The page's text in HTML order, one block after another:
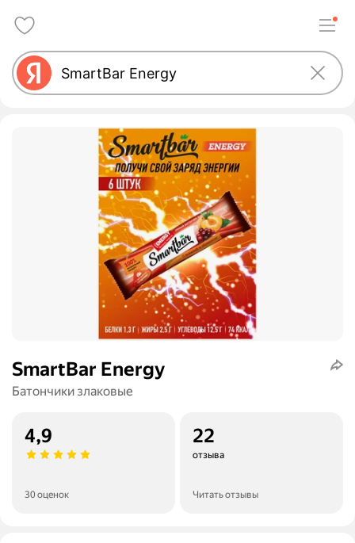
SmartBar Energy
Батончики злаковые
4,9
30 оценок
22
отзыва
Читать отзывы